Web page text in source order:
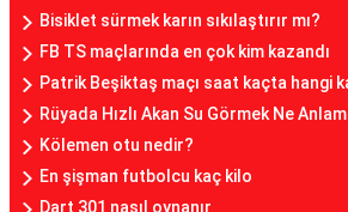
Bisiklet sürmek karın sıkılaştırır mı?
FB TS maçlarında en çok kim kazandı
Patrik Beşiktaş maçı saat kaçta hangi
Rüyada Hızlı Akan Su Görmek Ne
Kölemen otu nedir?
En şişman futbolcu kaç kilo
Dart 301 nasıl oynanır